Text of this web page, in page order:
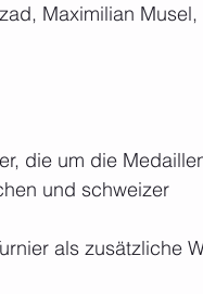
Maximilian
die um die
und schweizer
als zusätzliche